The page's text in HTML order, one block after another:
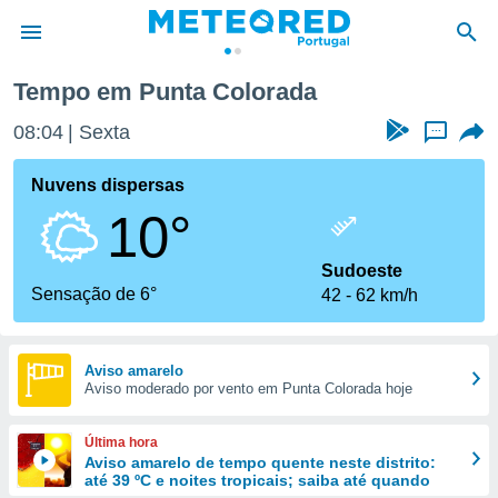
da
foi
fornecidas
a este
das
forma
digital
Tempo em Punta Colorada
08:04 Sexta ...
Nuvens dispersas
10°
Sensação de 6°
Sudoeste
42
62 km/h
Aviso amarelo
Aviso moderado por vento em Punta Colorada hoje
Última hora
Aviso amarelo de tempo quente neste distrito:
até 39 ºC e noites tropicais; saiba até quando